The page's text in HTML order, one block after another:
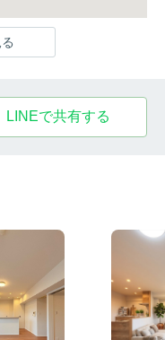
LINEで共有する